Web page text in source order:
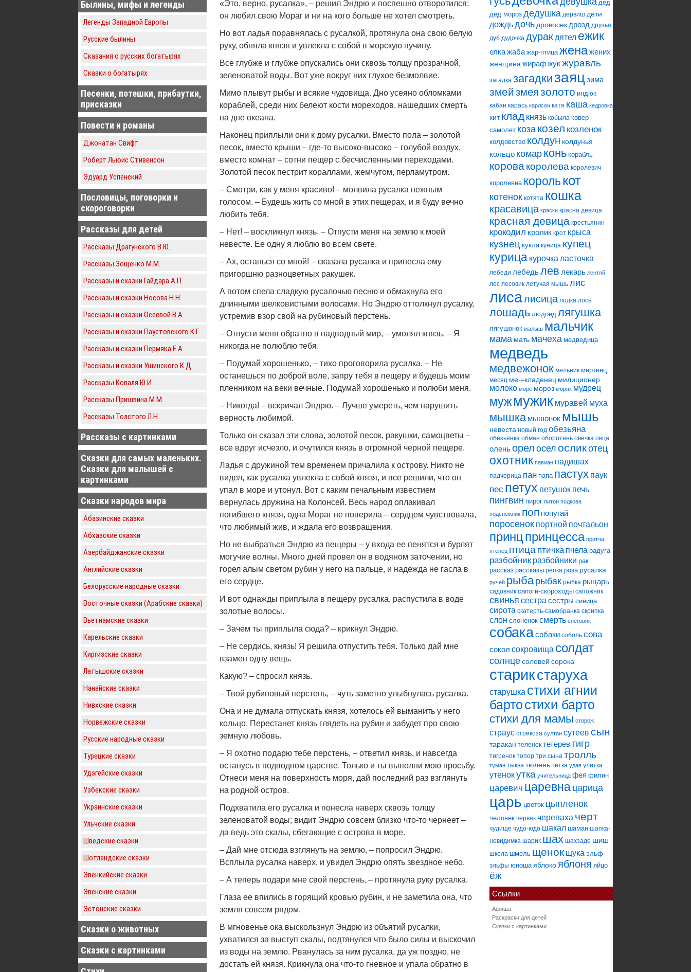
Былины, мифы и легенды
Легенды Западной Европы
Русские былины
Сказания о русских богатырях
Сказки о богатырях
Песенки, потешки, прибаутки,
присказки
Повести и романы
Джонатан Свифт
Роберт Льюис Стивенсон
Эдуард Успенский
Пословицы, поговорки и
скороговорки
Рассказы для детей
Рассказы Драгунского В.Ю.
Рассказы Зощенко М.М.
Рассказы и сказки Гайдара А.П.
Рассказы и сказки Носова Н.Н.
Рассказы и сказки Осеевой В.А.
Рассказы и сказки Паустовского К.Г.
Рассказы и сказки Пермяка Е.А.
Рассказы и сказки Ушинского К.Д.
Рассказы Коваля Ю.И.
Рассказы Пришвина М.М.
Рассказы Толстого Л.Н.
Рассказы с картинками
Сказки для самых маленьких.
Сказки для малышей с
картинками
Сказки народов мира
Абазинские сказки
Абхазские сказки
Азербайджанские сказки
Английские сказки
Белорусские народные сказки
Восточные сказки (Арабские сказки)
Вьетнамские сказки
Карельские сказки
Киргизские сказки
Латышские сказки
Нанайские сказки
Нивхские сказки
Норвежские сказки
Русские народные сказки
Турецкие сказки
Удэгейские сказки
Узбекские сказки
Украинские сказки
Ульчские сказки
Шведские сказки
Шотландские сказки
Эвенкийские сказки
Эвенские сказки
Эстонские сказки
Сказки о животных
Сказки с картинками
«Это, верно, русалка», – решил Эндрю и поспешно отворотился:
он любил свою Мораг и ни на кого больше не хотел смотреть.
Но вот ладья поравнялась с русалкой, протянула она свою белую
руку, обняла князя и увлекла с собой в морскую пучину.
Все глубже и глубже опускались они сквозь толщу прозрачной,
зеленоватой воды. Вот уже вокруг них глухое безмолвие.
Мимо плывут рыбы и всякие чудовища. Дно усеяно обломками
кораблей, среди них белеют кости мореходов, нашедших смерть
на дне океана.
Наконец приплыли они к дому русалки. Вместо пола – золотой
песок, вместо крыши – где-то высоко-высоко – голубой воздух,
вместо комнат – сотни пещер с бесчисленными переходами.
Золотой песок пестрит кораллами, жемчугом, перламутром.
– Смотри, как у меня красиво! – молвила русалка нежным
голосом. – Будешь жить со мной в этих пещерах, и я буду вечно
любить тебя.
– Нет! – воскликнул князь. – Отпусти меня на землю к моей
невесте. Ее одну я люблю во всем свете.
– Ах, останься со мной! – сказала русалка и принесла ему
пригоршню разноцветных ракушек.
А потом спела сладкую русалочью песню и обмахнула его
длинными шелковистыми волосами. Но Эндрю оттолкнул русалку,
устремив взор свой на рубиновый перстень.
– Отпусти меня обратно в надводный мир, – умолял князь. – Я
никогда не полюблю тебя.
– Подумай хорошенько, – тихо проговорила русалка. – Не
останешься по доброй воле, запру тебя в пещеру и будешь моим
пленником на веки вечные. Подумай хорошенько и полюби меня.
– Никогда! – вскричал Эндрю. – Лучше умереть, чем нарушить
верность любимой.
Только он сказал эти слова, золотой песок, ракушки, самоцветы –
все вдруг исчезло, и очутился князь в огромной черной пещере.
Ладья с дружиной тем временем причалила к острову. Никто не
видел, как русалка увлекла с собой князя, и все решили, что он
упал в море и утонул. Вот с каким печальным известием
вернулась дружина на Колонсей. Весь народ оплакивал
погибшего князя, одна Мораг не поверила – сердцем чувствовала,
что любимый жив, и ждала его возвращения.
Но не выбраться Эндрю из пещеры – у входа ее пенятся и бурлят
могучие волны. Много дней провел он в водяном заточении, но
горел алым светом рубин у него на пальце, и надежда не гасла в
его сердце.
И вот однажды приплыла в пещеру русалка, распустила в воде
золотые волосы.
– Зачем ты приплыла сюда? – крикнул Эндрю.
– Не сердись, князь! Я решила отпустить тебя. Только дай мне
взамен одну вещь.
Какую? – спросил князь.
– Твой рубиновый перстень, – чуть заметно улыбнулась русалка.
Она и не думала отпускать князя, хотелось ей выманить у него
кольцо. Перестанет князь глядеть на рубин и забудет про свою
земную любовь.
– Я охотно подарю тебе перстень, – ответил князь, и навсегда
останусь в подводном царстве. Только и ты выполни мою просьбу.
Отнеси меня на поверхность моря, дай последний раз взглянуть
на родной остров.
Подхватила его русалка и понесла наверх сквозь толщу
зеленоватой воды; видит Эндрю совсем близко что-то чернеет –
да ведь это скалы, сбегающие с острова в море.
– Дай мне отсюда взглянуть на землю, – попросил Эндрю.
Всплыла русалка наверх, и увидел Эндрю опять звездное небо.
– А теперь подари мне свой перстень, – протянула руку русалка.
Глаза ее впились в горящий кровью рубин, и не заметила она, что
земля совсем рядом.
В мгновенье ока выскользнул Эндрю из объятий русалки,
ухватился за выступ скалы, подтянулся что было силы и выскочил
из воды на землю. Рванулась за ним русалка, да уж поздно, не
достать ей князя. Крикнула она что-то гневное и упала обратно в
дед
дед мороз дедушка дервиш дети
дождьдочь дровосек дрозд друзья
дуб дудочка дурак дятел ежик
елкажаба жар-птица женажених
женщина жирафжукжуравль
загадка загадкизаяцзима
змейзмеязолото индюк
кабан карась карлсон катя каша кедровка
кит клад князь кобыла ковер-
самолет козакозел козленок
колдовство колдун колдунья
кольцо комар конь корабль
коровакоролева королевич
королевна королькот
котенок котята кошка
красавица краски красна девица
красная девица крестьянин
крокодил кролик крот крыса
кузнец кукла куница купец
курица курочка ласточка
лебеди лебедьлев лекарь лентяй
лес лесовик летучая мышь лис
лисалисица лодка лось
лошадь людоед лягушка
лягушонок малыш мальчик
мама мать мачеха медведица
медведь
медвежонок мельник мертвец
месяц меч-кладенец милиционер
молоко море мороз моряк мудрец
мужмужик муравей муха
мышка мышонок мышь
невеста новый год обезьяна
обезьянка обман оборотень овечка овца
оленьорелоселосликотец
охотник павиан падишах
падчерица пан папа пастух паук
пес петух петушок печь
пингвин пирог питон подкова
подснежник поп попугай
поросенок портной почтальон
принцпринцесса притча
птенец птица птичка пчела радуга
разбойник разбойники рак
рассказ рассказы репка роза русалка
ручей рыбарыбак рыбка рыцарь
садовник сапоги-скороходы сапожник
свинья сестра сестры синица
сирота скатерть-самобранка скрипка
слон слоненок смерть снеговик
собакасобаки соболь сова
сокол сокровища солдат
солнцесоловей сорока
старикстаруха
старушка стихи агнии
бартостихи барто
стихи для мамы сторож
страус стрекоза султан сутеев сын
таракан теленок тетеревтигр
тигренок топор три сына тролль
туман тыква тюлень тётка удав улитка
утенокутка учительница фея филин
царевич царевна царица
царь цветок цыпленок
человек червяк черепаха черт
чудище чудо-юдо шакал шаман шапка-
невидимка шарик шах шахзаде шиш
школа шмель щенок щука эльф
эльфы юноша яблоко яблоня яйцо
ёж
Ссылки
Афиша
Раскраски для детей
Сказки с картинками